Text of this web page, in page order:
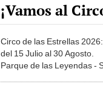
¡Vamos al
Circo de las Estrellas 2026:
del 15 Julio al 30 Agosto.
Parque de las Leyendas -